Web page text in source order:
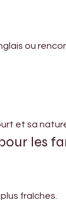
ou
et sa
les
fraîches.